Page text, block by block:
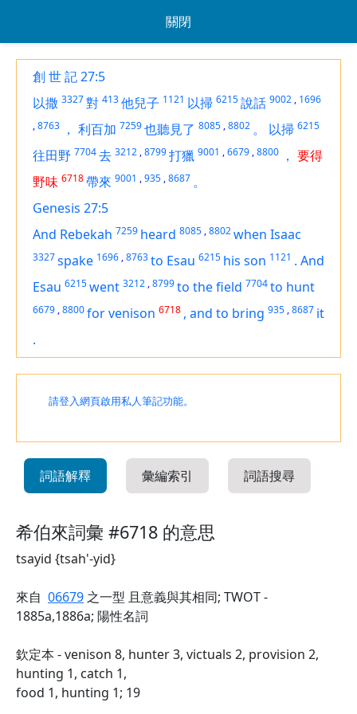
關閉
創 世 記 27:5
以撒 3327對 413他兒子 1121 以掃 6215說話 9002 , 1696
,8763 ， 利百加 7259也聽見了 8085 ,8802 。 以掃 6215
往田野 7704去 3212 ,8799打獵 9001 ,6679 ,8800 ， 要得
野味 6718帶來 9001 ,935 ,8687 。
Genesis 27:5
And Rebekah 7259 heard 8085 ,8802when Isaac
3327spake 1696 ,8763to Esau 6215 his son 1121 . And
Esau 6215went 3212 ,8799to the field 7704to hunt
6679 ,8800forvenison 6718 , and to bring 935 ,8687 it
.
請登入網頁啟用私人筆記功能。
詞語解釋 彙編索引 詞語搜尋
希伯來詞彙 #6718 的意思
tsayid {tsah'-yid}
來自 06679 之一型 且意義與其相同; TWOT -
1885a,1886a; 陽性名詞
欽定本 - venison 8, hunter 3, victuals 2, provision 2,
hunting 1, catch 1,
food 1, hunting 1; 19